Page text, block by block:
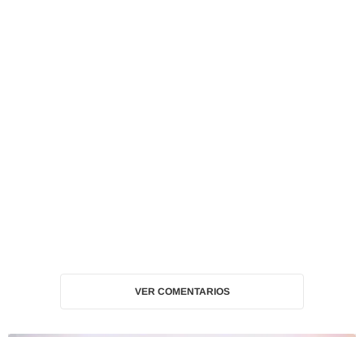
VER COMENTARIOS